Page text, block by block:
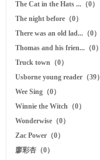
The Cat in the Hats ...（0）
The night before（0）
There was an old lad...（0）
Thomas and his frien...（0）
Truck town（0）
Usborne young reader（39）
Wee Sing（0）
Winnie the Witch（0）
Wonderwise（0）
Zac Power（0）
廖彩杏（0）